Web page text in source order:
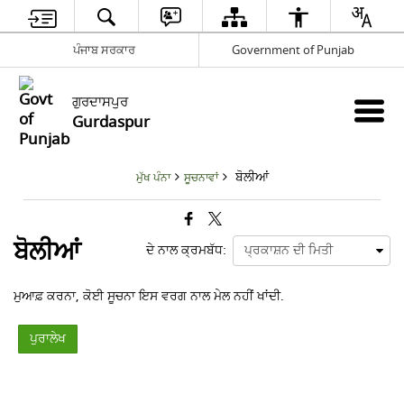
ਪੰਜਾਬ ਸਰਕਾਰ Government of Punjab
ਗੁਰਦਾਸਪੁਰ
Gurdaspur
ਮੁੱਖ ਪੰਨਾ ਸੂਚਨਾਵਾਂ ਬੋਲੀਆਂ
ਬੋਲੀਆਂ ਦੇ ਨਾਲ ਕ੍ਰਮਬੱਧ:
ਮੁਆਫ਼ ਕਰਨਾ, ਕੋਈ ਸੂਚਨਾ ਇਸ ਵਰਗ ਨਾਲ ਮੇਲ ਨਹੀਂ ਖਾਂਦੀ.
ਪੁਰਾਲੇਖ